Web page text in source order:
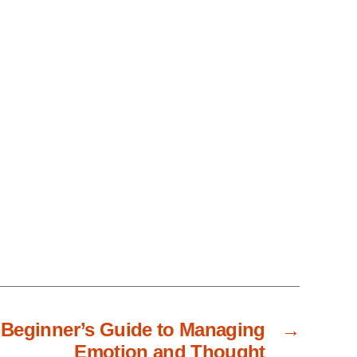
→
Guide to Managing
Emotion and Thought